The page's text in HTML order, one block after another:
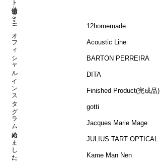
>
navii オフィシャルインスタグラム始めました。 12homemade
Acoustic Line
BARTON PERREIRA
DITA
Finished Product(完成品)
gotti
Jacques Marie Mage
JULIUS TART OPTICAL
Kame Man Nen